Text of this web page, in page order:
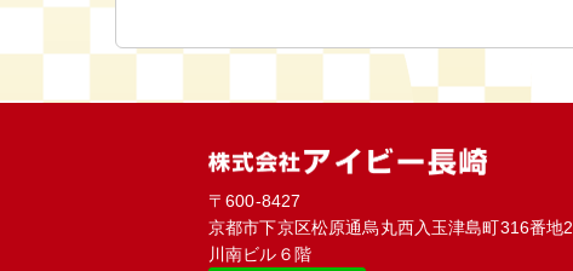
〒600-8427
京都市下京区松原通烏丸西入玉津島町316番地2
川南ビル６階